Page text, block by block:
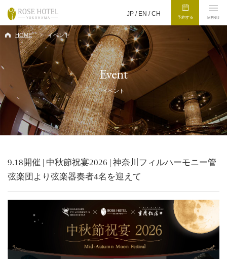
JP / EN /CH
予約する MENU
HOME イベント
Event
イベント
9.18開催 | 中秋節祝宴2026 | 神奈川フィルハーモニー管
弦楽団より弦楽器奏者4名を迎えて